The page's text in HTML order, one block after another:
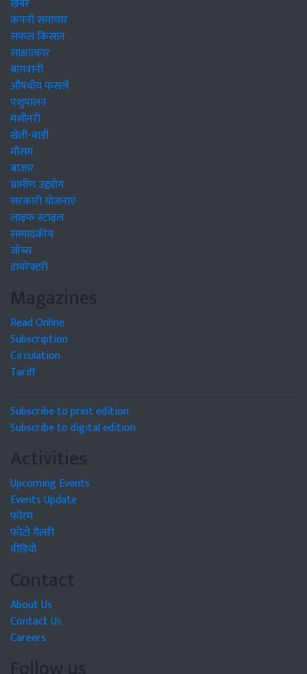
कंपनी समाचार
सफल किसान
साक्षात्कार
बागवानी
औषधीय फसलें
पशुपालन
मशीनरी
खेती-बाड़ी
मौसम
बाजार
ग्रामीण उद्द्योग
सरकारी योजनाएं
लाइफ स्टाइल
सम्पादकीय
जॉब्स
डायरेक्टरी
Magazines
Read Online
Subscription
Circulation
Tariff
Subscribe to print edition
Subscribe to digital edition
Activities
Upcoming Events
Events Update
फोरम
फोटो गैलरी
वीडियो
Contact
About Us
Contact Us
Careers